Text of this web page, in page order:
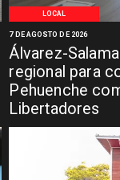
LOCAL
Álvarez-
regional para
Pehuenche
Libertadores
7 DE AGOSTO DE 2026